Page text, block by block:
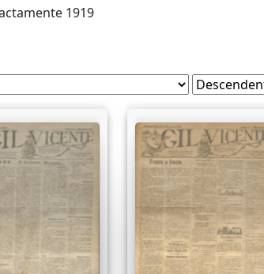
1919